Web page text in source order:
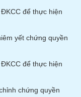
để thực hiện
yết chứng quyền
để thực hiện
chứng quyền